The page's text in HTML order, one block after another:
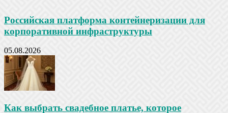
Российская платформа контейнеризации для
корпоративной инфраструктуры
05.08.2026
Как выбрать свадебное платье, которое